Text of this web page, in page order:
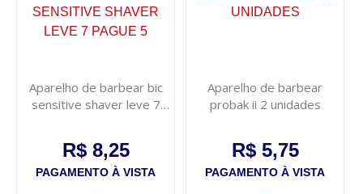
Aparelho de barbear bic
sensitive shaver leve 7
R$ 8,25
PAGAMENTO À VISTA
Aparelho de barbear
probak ii 2 unidades
R$ 5,75
PAGAMENTO À VISTA